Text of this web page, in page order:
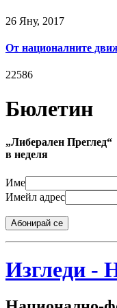
26 Яну, 2017
От националните
22586
Бюлетин
„Либерален Преглед“
в неделя
Име
Имейл адрес
Абонирай се
Изгледи -